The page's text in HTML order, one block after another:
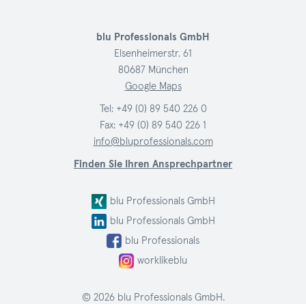
blu Professionals GmbH
Elsenheimerstr. 61
80687 München
Google Maps
Tel: +49 (0) 89 540 226 0
Fax: +49 (0) 89 540 226 1
info@bluprofessionals.com
Finden Sie Ihren Ansprechpartner
blu Professionals GmbH
blu Professionals GmbH
blu Professionals
worklikeblu
© 2026 blu Professionals GmbH.